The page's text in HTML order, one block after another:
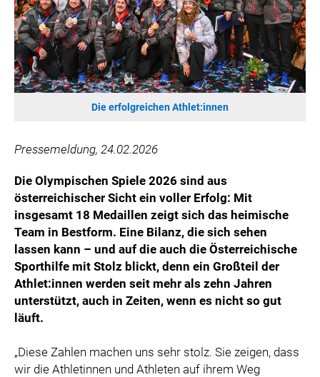
IMPERIAL MARKETS
TRÄGERVEREIN EINWEGPFAND
SPECIAL OLYMPICS ÖSTERREICH
MEDIA
PRESSEKONTAKT
Die erfolgreichen Athlet:innen
Pressemeldung, 24.02.2026
Die Olympischen Spiele 2026 sind aus
österreichischer Sicht ein voller Erfolg: Mit
insgesamt 18 Medaillen zeigt sich das heimische
Team in Bestform. Eine Bilanz, die sich sehen
lassen kann – und auf die auch die Österreichische
Sporthilfe mit Stolz blickt, denn ein Großteil der
Athlet:innen werden seit mehr als zehn Jahren
unterstützt, auch in Zeiten, wenn es nicht so gut
läuft.
„Diese Zahlen machen uns sehr stolz. Sie zeigen, dass
wir die Athletinnen und Athleten auf ihrem Weg